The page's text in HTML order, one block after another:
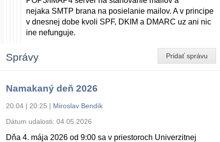
nejaka SMTP brana na posielanie mailov. A v principe
v dnesnej dobe kvoli SPF, DKIM a DMARC uz ani nic
ine nefunguje.
Pridať správu
Správy
Namakaný deň 2026
20.04 | 20:25 | Miroslav Bendík
Dátum udalosti: 04.05.2026
Dňa 4. mája 2026 od 9:00 sa v priestoroch Univerzitnej